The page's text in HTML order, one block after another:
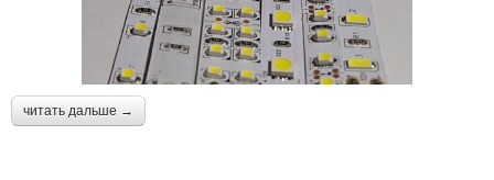
читать дальше →